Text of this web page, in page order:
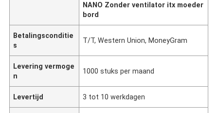
NANO Zonder ventilator itx moeder
bord
Betalingsconditie
s
T/T, Western Union, MoneyGram
Levering vermoge
n
1000 stuks per maand
Levertijd 3 tot 10 werkdagen